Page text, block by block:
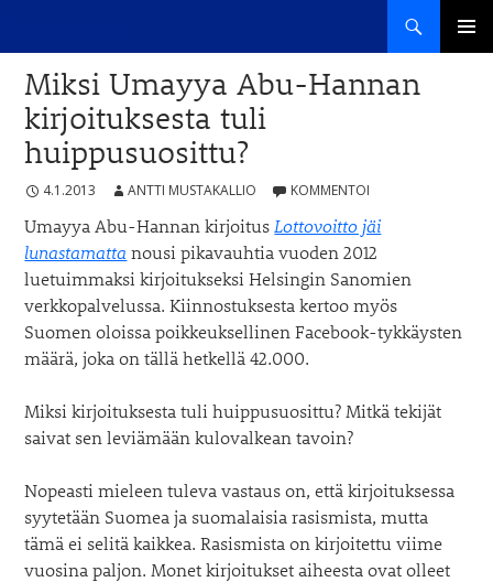
SISÄLTÖÖN
Miksi Umayya Abu-Hannan
kirjoituksesta tuli
huippusuosittu?
4.1.2013 ANTTI MUSTAKALLIO KOMMENTOI
Umayya Abu-Hannan kirjoitus Lottovoitto jäi
lunastamatta nousi pikavauhtia vuoden 2012
luetuimmaksi kirjoitukseksi Helsingin Sanomien
verkkopalvelussa. Kiinnostuksesta kertoo myös
Suomen oloissa poikkeuksellinen Facebook-tykkäysten
määrä, joka on tällä hetkellä 42.000.
Miksi kirjoituksesta tuli huippusuosittu? Mitkä tekijät
saivat sen leviämään kulovalkean tavoin?
Nopeasti mieleen tuleva vastaus on, että kirjoituksessa
syytetään Suomea ja suomalaisia rasismista, mutta
tämä ei selitä kaikkea. Rasismista on kirjoitettu viime
vuosina paljon. Monet kirjoitukset aiheesta ovat olleet